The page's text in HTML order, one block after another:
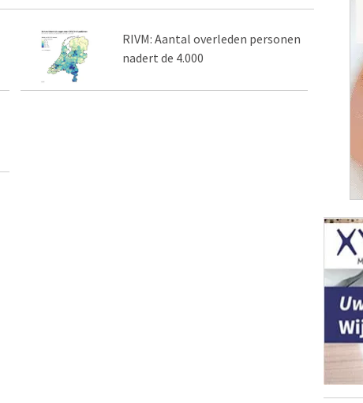
RIVM: Aantal overleden personen
nadert de 4.000